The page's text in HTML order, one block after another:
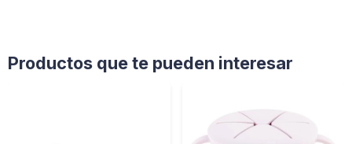
Productos que te pueden interesar